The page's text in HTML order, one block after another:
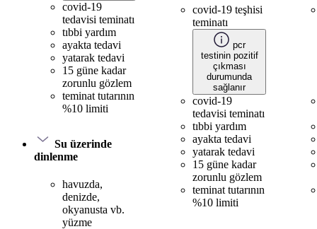
covid-19
tedavisi teminatı
tıbbi yardım
ayakta tedavi
yatarak tedavi
15 güne kadar
zorunlu gözlem
teminat tutarının
%10 limiti
Su üzerinde
dinlenme
havuzda,
denizde,
okyanusta vb.
yüzme
covid-19 teşhisi
teminatı
pcr
testinin pozitif
çıkması
durumunda
sağlanır
covid-19
tedavisi teminatı
tıbbi yardım
ayakta tedavi
yatarak tedavi
15 güne kadar
zorunlu gözlem
teminat tutarının
%10 limiti